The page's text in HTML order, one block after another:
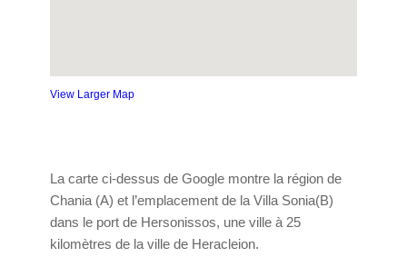
View Larger Map
La carte ci-dessus de Google montre la région de
Chania (A) et l’emplacement de la Villa Sonia(B)
dans le port de Hersonissos, une ville à 25
kilomètres de la ville de Heracleion.